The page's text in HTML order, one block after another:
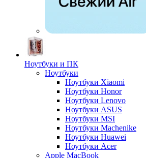
Ноутбуки и ПК
Ноутбуки
Ноутбуки Xiaomi
Ноутбуки Honor
Ноутбуки Lenovo
Ноутбуки ASUS
Ноутбуки MSI
Ноутбуки Machenike
Ноутбуки Huawei
Ноутбуки Acer
Apple MacBook